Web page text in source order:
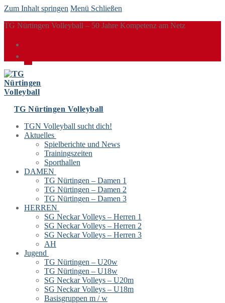
Zum Inhalt springen Menü Schließen
TG Nürtingen Volleyball – 50 Jahre Kompetenz am Netz
TG Nürtingen Volleyball
TGN Volleyball sucht dich!
Aktuelles
Spielberichte und News
Trainingszeiten
Sporthallen
DAMEN
TG Nürtingen – Damen 1
TG Nürtingen – Damen 2
TG Nürtingen – Damen 3
HERREN
SG Neckar Volleys – Herren 1
SG Neckar Volleys – Herren 2
SG Neckar Volleys – Herren 3
AH
Jugend
TG Nürtingen – U20w
TG Nürtingen – U18w
SG Neckar Volleys – U20m
SG Neckar Volleys – U18m
Basisgruppen m / w